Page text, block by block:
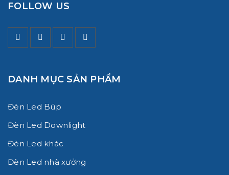
FOLLOW US
DANH MỤC SẢN PHẨM
Đèn Led Búp
Đèn Led Downlight
Đèn Led khác
Đèn Led nhà xưởng